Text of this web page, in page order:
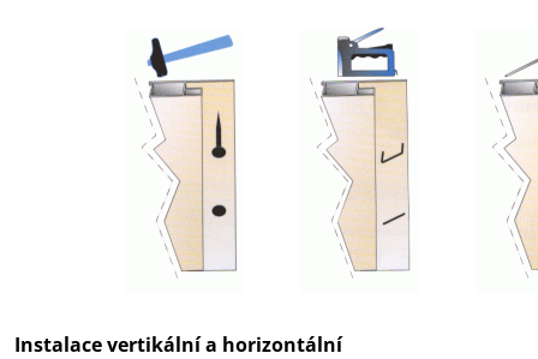
Instalace vertikální a horizontální